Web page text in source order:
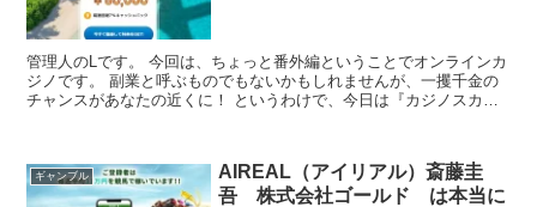
管理人のLです。 今回は、ちょっと番外編ということでオンラインカ
ジノです。 副業と呼ぶものでもないかもしれませんが、一攫千金の
チャンスがあなたの近くに！ というわけで、今日は『カジノスカ
ギャンブル
AIREAL（アイリアル）斎藤圭
吾 株式会社ゴールド は本当に